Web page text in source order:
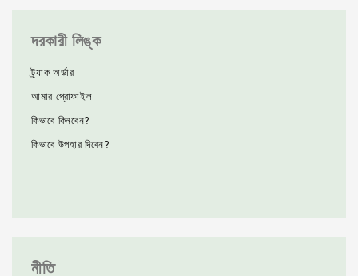
দরকারী লিঙ্ক
ট্র্যাক অর্ডার
আমার প্রোফাইল
কিভাবে কিনবেন?
কিভাবে উপহার দিবেন?
নীতি